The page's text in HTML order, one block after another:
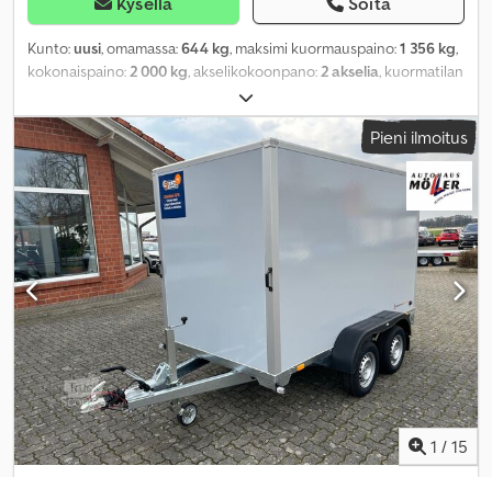
Kunto:uusi, omamassa:644 kg, maksimi kuormauspaino:1 356 kg,
kokonaispaino:2 000 kg, akselikokoonpano:2 akselia, kuormatilan
, lastitilan leveys:1 540 mm
1 800 mm, Valmistusvuosi:2026, ajettuja kilometrejä:50 km,
vaihteistotyyppi:mekaaninen , energiatehokkuus: A Pieni ilmoitus
1 / 15